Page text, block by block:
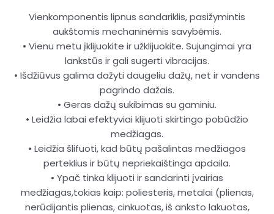
Vienkomponentis lipnus sandariklis, pasižymintis
aukštomis mechaninėmis savybėmis.
• Vienu metu įklijuokite ir užklijuokite. Sujungimai yra
lankstūs ir gali sugerti vibracijas.
• Išdžiūvus galima dažyti daugeliu dažų, net ir vandens
pagrindo dažais.
• Geras dažų sukibimas su gaminiu.
• Leidžia labai efektyviai klijuoti skirtingo pobūdžio
medžiagas.
• Leidžia šlifuoti, kad būtų pašalintas medžiagos
perteklius ir būtų nepriekaištinga apdaila.
• Ypač tinka klijuoti ir sandarinti įvairias
medžiagas,tokias kaip: poliesteris, metalai (plienas,
nerūdijantis plienas, cinkuotas, iš anksto lakuotas,